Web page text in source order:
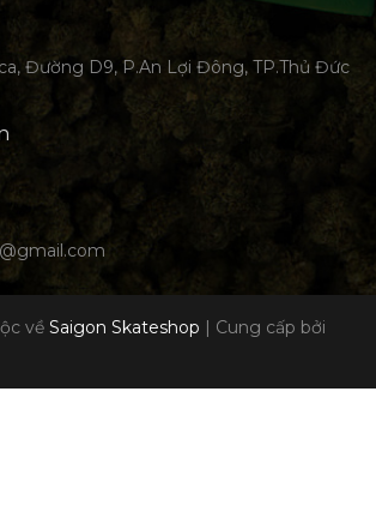
Đường D9, P.An Lợi Đông, TP.Thủ Đức
về Saigon Skateshop | Cung cấp bởi